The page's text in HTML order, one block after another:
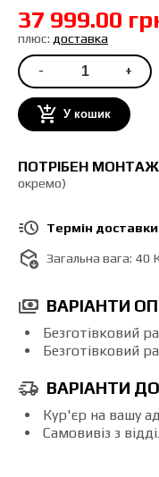
37 999.00
плюс: доставка
- +
У кошик
ПОТРІБЕН МОНТАЖ
окремо)
Термін
Загальна вага: 40
ВАРІАНТИ
Безготівковий
Безготівковий
ВАРІАНТИ
Кур'єр на вашу
Самовивіз з